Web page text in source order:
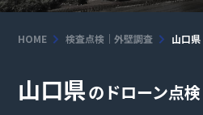
HOME 検査点検｜外壁調査 山口県
山口県のドローン点